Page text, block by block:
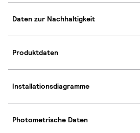
Daten zur Nachhaltigkeit
Produktdaten
Installationsdiagramme
Photometrische Daten